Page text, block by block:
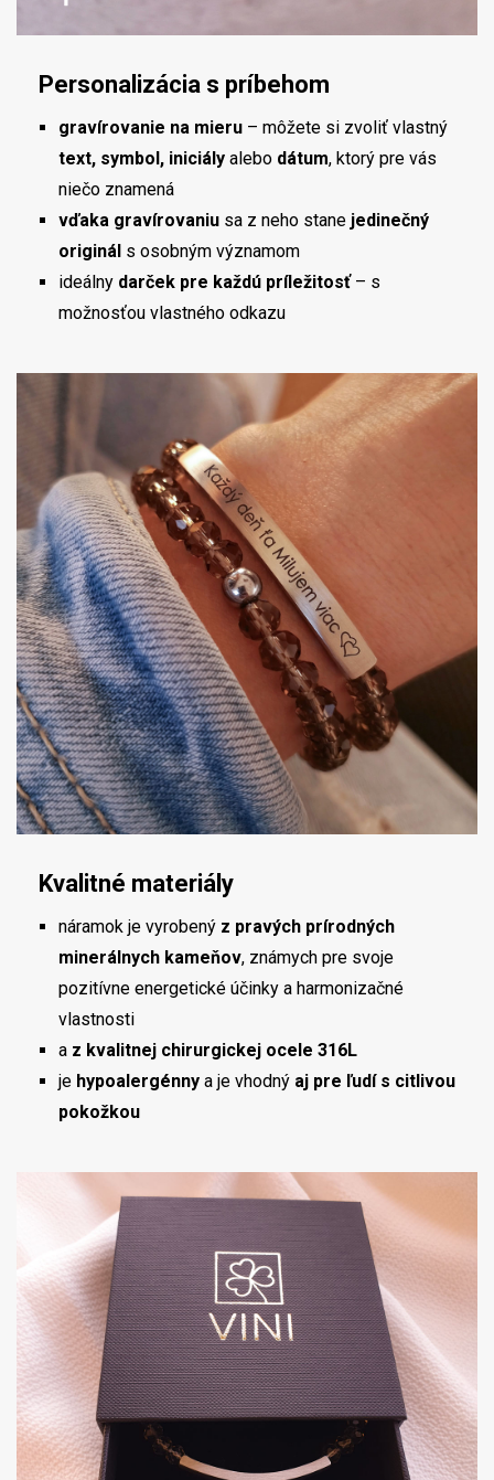
Personalizácia s príbehom
gravírovanie na mieru – môžete si zvoliť vlastný
text, symbol, iniciály alebo dátum, ktorý pre vás
niečo znamená
vďaka gravírovaniu sa z neho stane jedinečný
originál s osobným významom
ideálny darček pre každú príležitosť– s
možnosťou vlastného odkazu
Kvalitné materiály
náramok je vyrobený z pravých prírodných
minerálnych kameňov, známych pre svoje
pozitívne energetické účinky a harmonizačné
vlastnosti
a z kvalitnej chirurgickej ocele 316L
je hypoalergénny a je vhodný aj pre ľudí s citlivou
pokožkou